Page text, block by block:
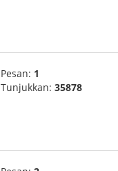
Pesan: 1
Tunjukkan: 35878